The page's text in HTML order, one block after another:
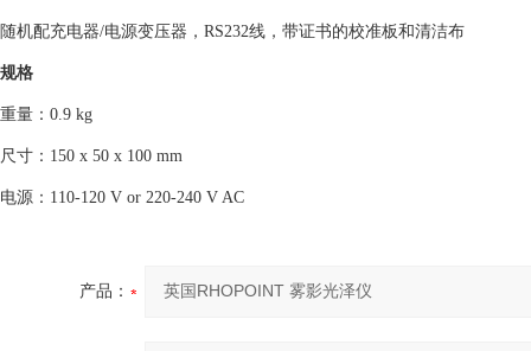
随机配充电器/电源变压器，RS232线，带证书的校准板和清洁布
规格
重量：0.9 kg
尺寸：150 x 50 x 100 mm
电源：110-120 V or 220-240 V AC
产品：